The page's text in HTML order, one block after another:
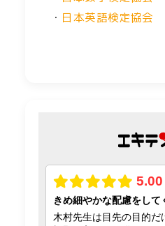
・ 日本英語検定協会